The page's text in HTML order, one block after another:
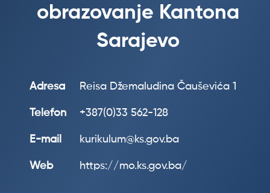
obrazovanje Kantona
Sarajevo
Adresa Reisa Džemaludina Čauševića 1
Telefon +387(0)33 562-128
E-mail kurikulum@ks.gov.ba
Web https://mo.ks.gov.ba/